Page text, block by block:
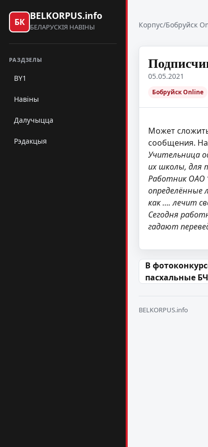
БК
BELKORPUS.info
БЕЛАРУСКІЯ НАВІНЫ
РАЗДЗЕЛЫ
BY1
Навіны
Далучыцца
Рэдакцыя
Корпус/Бобруйск
05.05.2021
Бобруйск Online
Может
сообщения.
Учительница
их школы, для
Работник ОАО
определённые
как …. лечит
Сегодня
гадают
Навігацыя
В
пасхальные
BELKORPUS.info